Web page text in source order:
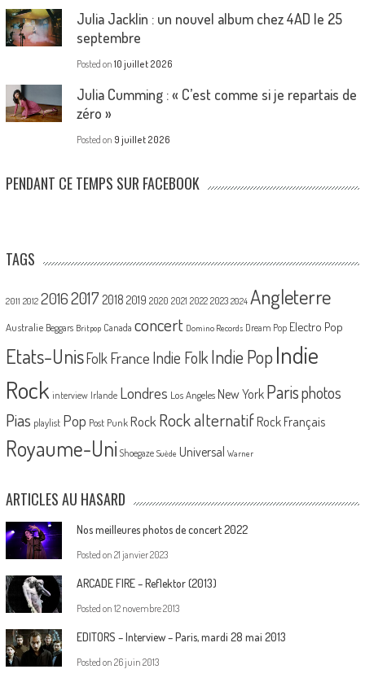
Julia Jacklin : un nouvel album chez 4AD le 25
septembre
Posted on 10 juillet 2026
Julia Cumming : « C’est comme si je repartais de
zéro »
Posted on 9 juillet 2026
PENDANT CE TEMPS SUR FACEBOOK
TAGS
2011 2012 20162017 2018 2019 2020 2021 2022 2023 2024 Angleterre
Australie Beggars Britpop Canada concert Domino Records Dream Pop Electro Pop
Etats-UnisFolk France Indie Folk Indie PopIndie
Rock interview Irlande Londres Los Angeles New York Parisphotos
Pias playlist Pop Post Punk Rock Rock alternatif Rock Français
Royaume-Uni Shoegaze Suède Universal Warner
ARTICLES AU HASARD
Nos meilleures photos de concert 2022
Posted on 21 janvier 2023
ARCADE FIRE – Reflektor (2013)
Posted on 12 novembre 2013
EDITORS – Interview – Paris, mardi 28 mai 2013
Posted on 26 juin 2013